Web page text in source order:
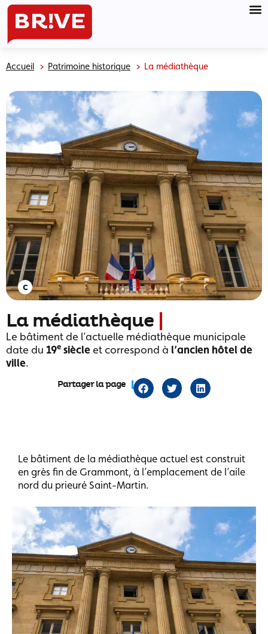
Accueil Patrimoine historique La médiathèque
La médiathèque
Le bâtiment de l’actuelle médiathèque municipale
date du 19e siècleet correspond à l’ancien hôtel de
ville.
Partager la page
Le bâtiment de la médiathèque actuel est construit
en grès fin de Grammont, à l’emplacement de l’aile
nord du prieuré Saint-Martin.